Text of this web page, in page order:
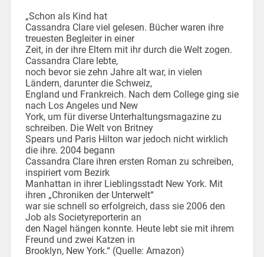
„Schon als Kind hat
Cassandra Clare viel gelesen. Bücher waren ihre
treuesten Begleiter in einer
Zeit, in der ihre Eltern mit ihr durch die Welt zogen.
Cassandra Clare lebte,
noch bevor sie zehn Jahre alt war, in vielen
Ländern, darunter die Schweiz,
England und Frankreich. Nach dem College ging sie
nach Los Angeles und New
York, um für diverse Unterhaltungsmagazine zu
schreiben. Die Welt von Britney
Spears und Paris Hilton war jedoch nicht wirklich
die ihre. 2004 begann
Cassandra Clare ihren ersten Roman zu schreiben,
inspiriert vom Bezirk
Manhattan in ihrer Lieblingsstadt New York. Mit
ihren „Chroniken der Unterwelt“
war sie schnell so erfolgreich, dass sie 2006 den
Job als Societyreporterin an
den Nagel hängen konnte. Heute lebt sie mit ihrem
Freund und zwei Katzen in
Brooklyn, New York.“ (Quelle: Amazon)